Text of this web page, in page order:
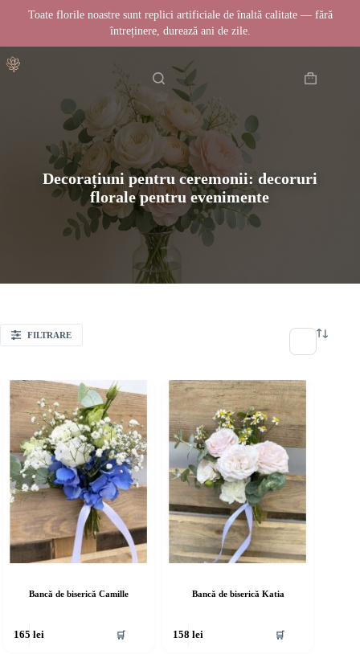
Toate florile noastre sunt replici artificiale de înaltă calitate — fără
întreținere, durează ani de zile.
la
Coș
Acasă
Decorațiuni pentru ceremonii: decoruri
florale pentru evenimente
FILTRARE
Bancă de biserică Camille
165lei 🛒
Bancă de biserică Katia
158lei 🛒